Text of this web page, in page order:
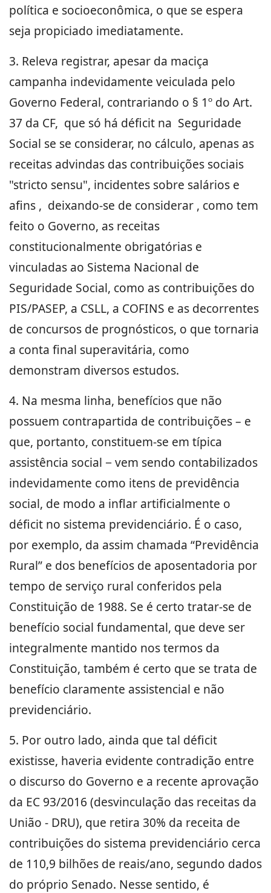
política e socioeconômica, o que se espera
seja propiciado imediatamente.
3. Releva registrar, apesar da maciça
campanha indevidamente veiculada pelo
Governo Federal, contrariando o § 1º do Art.
37 da CF, que só há déficit na Seguridade
Social se se considerar, no cálculo, apenas as
receitas advindas das contribuições sociais
"stricto sensu", incidentes sobre salários e
afins , deixando-se de considerar , como tem
feito o Governo, as receitas
constitucionalmente obrigatórias e
vinculadas ao Sistema Nacional de
Seguridade Social, como as contribuições do
PIS/PASEP, a CSLL, a COFINS e as decorrentes
de concursos de prognósticos, o que tornaria
a conta final superavitária, como
demonstram diversos estudos.
4. Na mesma linha, benefícios que não
possuem contrapartida de contribuições – e
que, portanto, constituem-se em típica
assistência social − vem sendo contabilizados
indevidamente como itens de previdência
social, de modo a inflar artificialmente o
déficit no sistema previdenciário. É o caso,
por exemplo, da assim chamada “Previdência
Rural” e dos benefícios de aposentadoria por
tempo de serviço rural conferidos pela
Constituição de 1988. Se é certo tratar-se de
benefício social fundamental, que deve ser
integralmente mantido nos termos da
Constituição, também é certo que se trata de
benefício claramente assistencial e não
previdenciário.
5. Por outro lado, ainda que tal déficit
existisse, haveria evidente contradição entre
o discurso do Governo e a recente aprovação
da EC 93/2016 (desvinculação das receitas da
União - DRU), que retira 30% da receita de
contribuições do sistema previdenciário cerca
de 110,9 bilhões de reais/ano, segundo dados
do próprio Senado. Nesse sentido, é